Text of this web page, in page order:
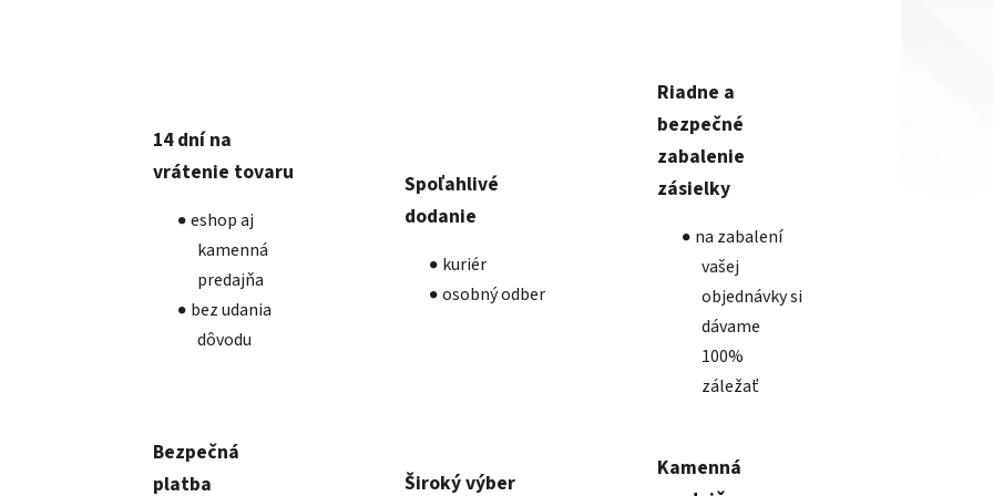
14 dní na
vrátenie tovaru
eshop aj
kamenná
predajňa
bez udania
dôvodu
Spoľahlivé
dodanie
kuriér
osobný odber
Riadne a
bezpečné
zabalenie
zásielky
na zabalení
vašej
objednávky si
dávame
100%
záležať
Bezpečná
platba
Široký výber
Kamenná